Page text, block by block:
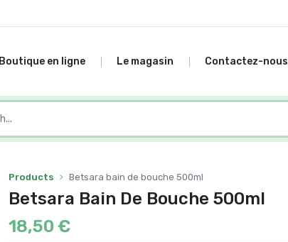
Boutique en ligne Le magasin Contactez-nous
Products Betsara bain de bouche 500ml
Betsara Bain De Bouche 500ml
18,50 €